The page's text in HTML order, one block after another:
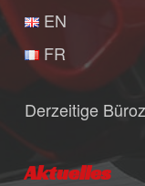
EN
FR
Derzeitige
Aktuelles